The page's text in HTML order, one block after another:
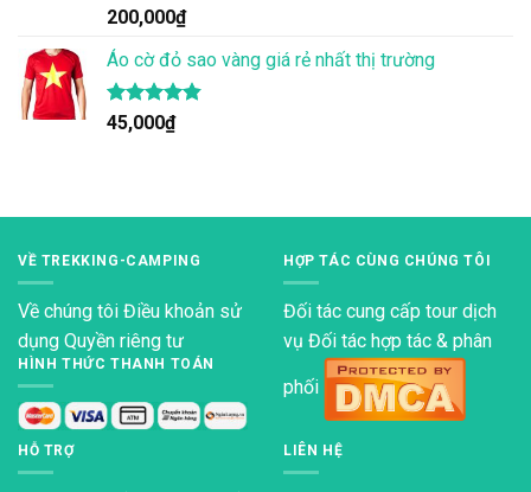
Được xếp
hạng
4.83
5 sao
200,000₫
Áo cờ đỏ sao vàng giá rẻ nhất thị trường
Được xếp
hạng
4.80
45,000₫
VỀ TREKKING-CAMPING
Về chúng tôi Điều khoản sử
dụng Quyền riêng tư
HÌNH THỨC THANH TOÁN
HỢP TÁC CÙNG CHÚNG TÔI
Đối tác cung cấp tour dịch
vụ Đối tác hợp tác & phân
phối
HỖ TRỢ LIÊN HỆ